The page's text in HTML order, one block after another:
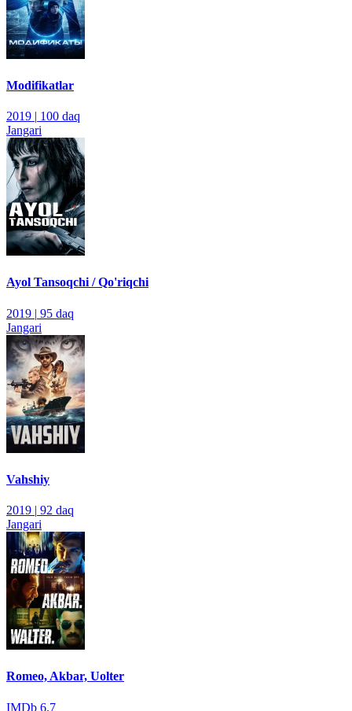
Modifikatlar
2019 | 100 daq
Jangari
Ayol Tansoqchi / Qo'riqchi
2019 | 95 daq
Jangari
Vahshiy
2019 | 92 daq
Jangari
Romeo, Akbar, Uolter
IMDb 6.7